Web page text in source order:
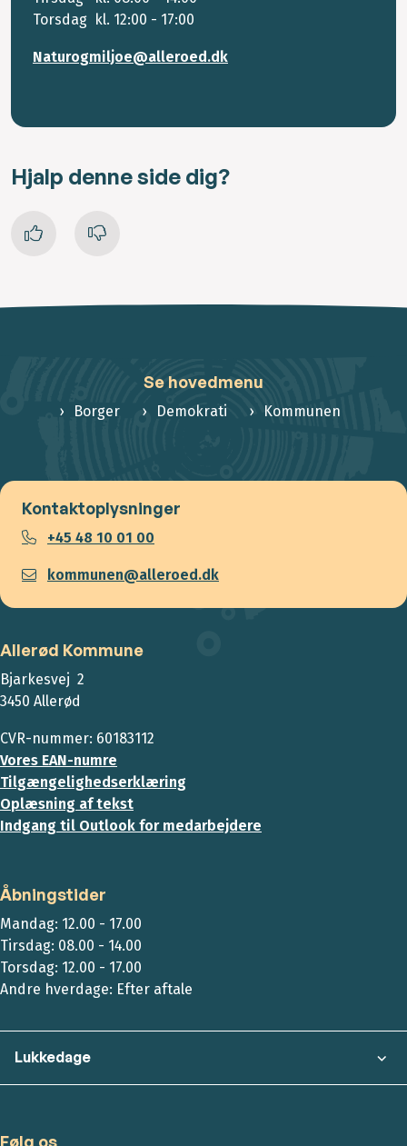
Torsdag kl. 12:00 - 17:00
Naturogmiljoe@alleroed.dk
Hjalp denne side dig?
Se hovedmenu
Borger Demokrati Kommunen
Kontaktoplysninger
+45 48 10 01 00
kommunen@alleroed.dk
Allerød Kommune
Bjarkesvej 2
3450 Allerød
CVR-nummer: 60183112
Vores EAN-numre
Tilgængelighedserklæring
Oplæsning af tekst
Indgang til Outlook for medarbejdere
Åbningstider
Mandag: 12.00 - 17.00
Tirsdag: 08.00 - 14.00
Torsdag: 12.00 - 17.00
Andre hverdage: Efter aftale
Lukkedage
Følg os